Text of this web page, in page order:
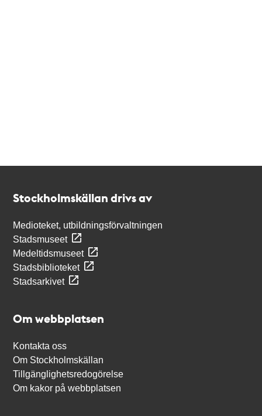
Stockholmskällan drivs av
Medioteket, utbildningsförvaltningen
Stadsmuseet
Medeltidsmuseet
Stadsbiblioteket
Stadsarkivet
Om webbplatsen
Kontakta oss
Om Stockholmskällan
Tillgänglighetsredogörelse
Om kakor på webbplatsen